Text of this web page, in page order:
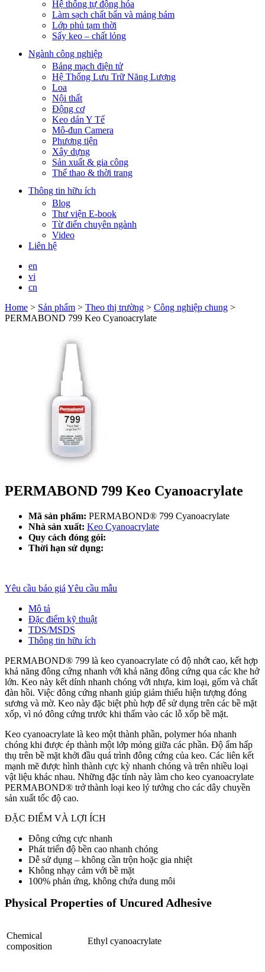
Hệ thống tự động hóa
Làm sạch chất bẩn và mảng bám
Lớp phủ tạm thời
Sấy keo – chất lỏng
Ngành công nghiệp
Bảng mạch điện tử
Hệ Thống Lưu Trữ Năng Lượng
Loa
Nội thất
Động cơ
Keo dán Y Tế
Mô-đun Camera
Phương tiện
Xây dựng
Sản xuất & gia công
Thể thao & thời trang
Thông tin hữu ích
Blog
Thư viện E-book
Từ điển chuyên ngành
Video
Liên hệ
en
vi
cn
Home > Sản phẩm > Theo thị trường > Công nghiệp chung >
PERMABOND 799 Keo Cyanoacrylate
PERMABOND 799 Keo Cyanoacrylate
Mã sản phẩm: PERMABOND® 799 Cyanoacrylate
Nhà sản xuất: Keo Cyanoacrylate
Quy cách đóng gói:
Thời hạn sử dụng:
Yêu cầu báo giá Yêu cầu mẫu
Mô tả
Đặc điểm kỹ thuật
TDS/MSDS
Thông tin hữu ích
PERMABOND® 799 là keo cyanoacrylate có độ nhớt cao, kết hợp
khả năng đông cứng nhanh với khả năng đông cứng qua các khe hở
lớn. Keo này kết dính nhanh chóng với nhựa, kim loại, gốm và chất
đàn hồi. Việc đông cứng nhanh giúp giảm thiểu hiện tượng đóng
sương và mờ. Keo này đặc biệt phù hợp để sử dụng trên các bề mặt
xốp, vì nó đông cứng trước khi thấm vào các lỗ xốp bề mặt.
Keo cyanoacrylate là keo một thành phần, polymer hóa nhanh
chóng khi được ép thành một lớp mỏng giữa các phần. Độ ẩm hấp
thụ trên bề mặt khởi đầu quá trình đông cứng của keo. Các liên kết
mạnh mẽ được hình thành cực kỳ nhanh chóng và trên nhiều loại
vật liệu khác nhau. Những đặc tính này làm cho keo cyanoacrylate
PERMABOND® trở thành loại keo lý tưởng cho các dây chuyền
sản xuất tốc độ cao.
ĐẶC ĐIỂM VÀ LỢI ÍCH
Đông cứng cực nhanh
Phát triển độ bền cao nhanh chóng
Dễ sử dụng – không cần trộn hoặc gia nhiệt
Không nhạy cảm với bề mặt
100% phản ứng, không chứa dung môi
Physical Properties of Uncured Adhesive
Chemical
composition
Ethyl cyanoacrylate